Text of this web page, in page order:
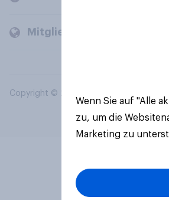
Mitglieder und Kunden
Copyright © 2026 YouGov PLC. Alle
Wenn Sie auf "Alle
zu, um die
Marketing zu